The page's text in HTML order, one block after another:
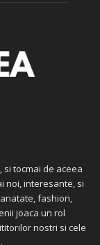
tocmai de aceea
noi, interesante, si
fashion,
joaca un rol
nostri si cele